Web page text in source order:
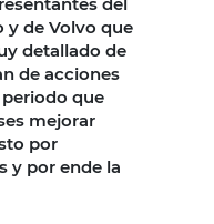
y de Volvo que
detallado de
de acciones
que
mejorar
por
y por ende la